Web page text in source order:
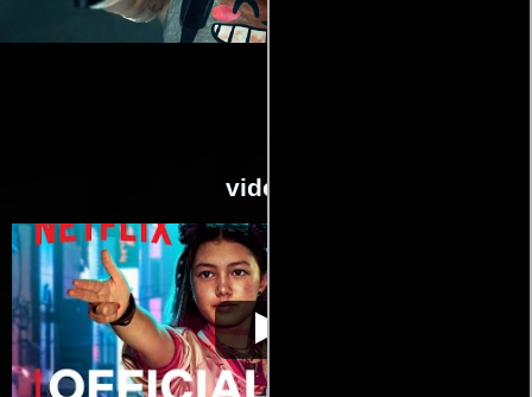
videos
KateVideo de la película Kate